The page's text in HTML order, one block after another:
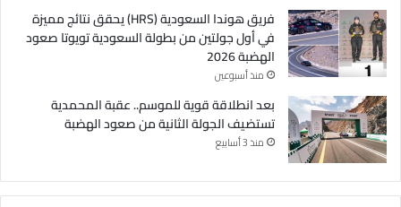
فريق هوندا السعودية (HRS) يحقق نتائج مميزة
في أول جولتين من بطولة السعودية تويوتا صعود
الهضبة 2026
منذ أسبوعين
بعد انطلاقة قوية للموسم.. عقبة المحمدية
تستضيف الجولة الثانية من صعود الهضبة
منذ 3 أسابيع